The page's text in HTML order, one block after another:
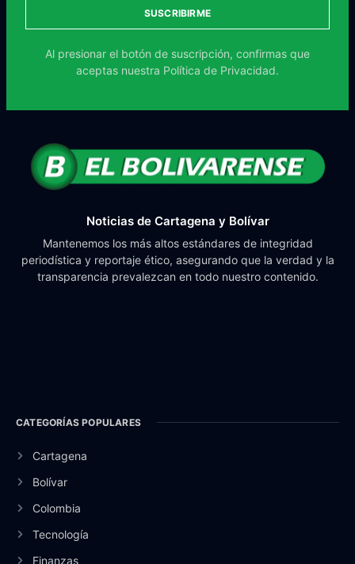
SUSCRIBIRME
Al presionar el botón de suscripción, confirmas que
aceptas nuestra Política de Privacidad.
Noticias de Cartagena y Bolívar
Mantenemos los más altos estándares de integridad
periodística y reportaje ético, asegurando que la verdad y la
transparencia prevalezcan en todo nuestro contenido.
CATEGORÍAS POPULARES
Cartagena
Bolívar
Colombia
Tecnología
Finanzas